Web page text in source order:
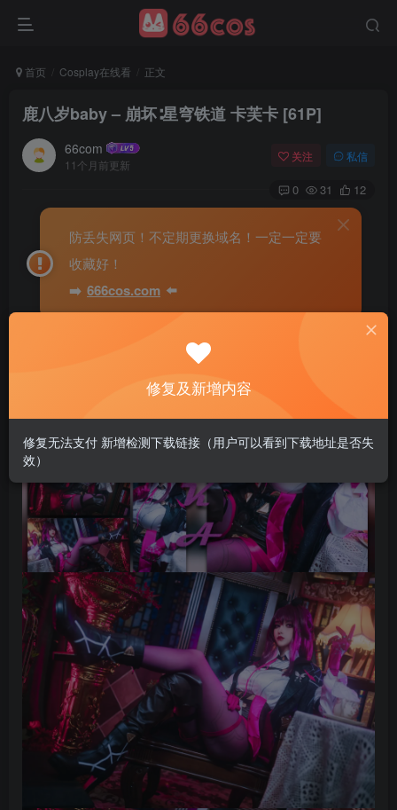
首页 Cosplay在线看 正文
鹿八岁baby – 崩坏∶星穹铁道 卡芙卡 [61P]
66com
11个月前更新
关注 私信
0 31 12
防丢失网页！不定期更换域名！一定一定要
收藏好！
➡️ 666cos.com ⬅️
修复及新增内容
修复无法支付 新增检测下载链接（用户可以看到下载地址是否失
效）